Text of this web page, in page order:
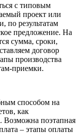
с типовым
проект или
по результатам
предложение. На
сумма, сроки,
договор
производства
приемки.
способом на
как
Возможна поэтапная
– этапы оплаты